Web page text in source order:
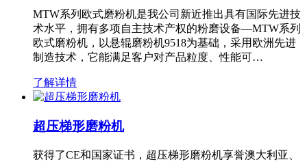
MTW系列欧式磨粉机是我公司新近推出具有国际先进技
术水平，拥有多项自主技术产权的粉磨设备—MTW系列
欧式磨粉机，以悬辊磨粉机9518为基础，采用欧洲先进
制造技术，它能满足客户对产品粒度、性能可…
了解详情
超压梯形磨粉机
获得了CE和国家证书，超压梯形磨粉机享誉澳大利亚、